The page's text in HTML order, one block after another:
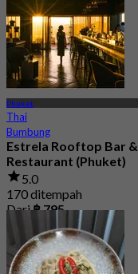
Phuket
Thai
Bumbung
Estrela Rooftop Bar &
Restaurant (Phuket)
5.0
170 ditempah
Dari฿ 795